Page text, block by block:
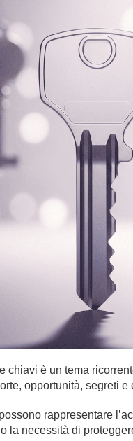
chiavi è un tema
opportunità, segreti e
rappresentare
la necessità di